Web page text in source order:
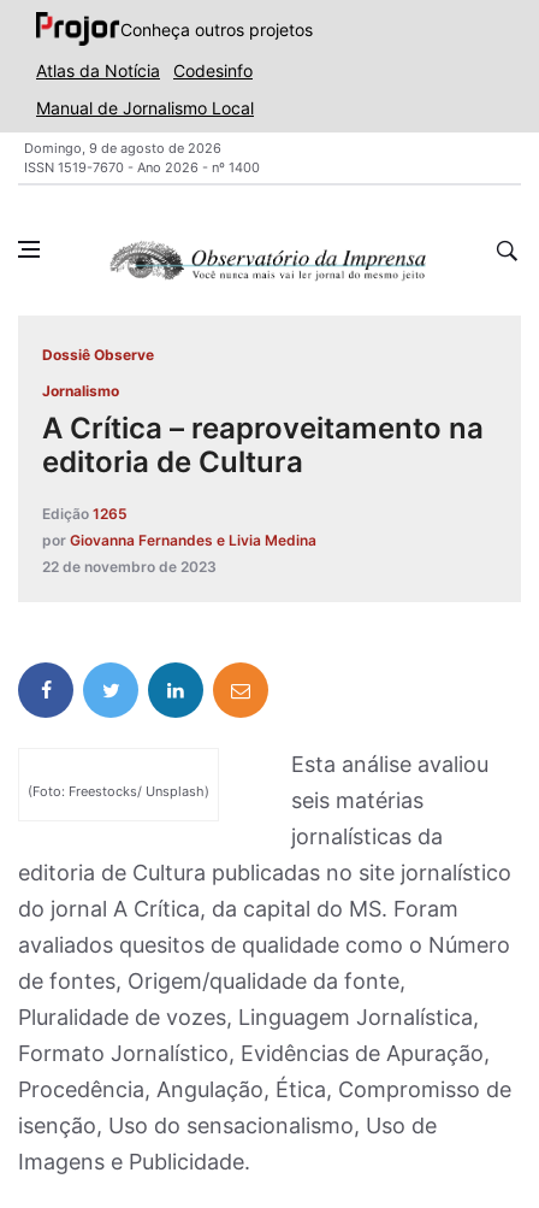
Conheça outros projetos
Atlas da Notícia
Codesinfo
Manual de Jornalismo Local
Domingo, 9 de agosto de 2026
ISSN 1519-7670 - Ano 2026 - nº 1400
Dossiê Observe
Jornalismo
A Crítica – reaproveitamento na
editoria de Cultura
Edição 1265
por Giovanna Fernandes e Livia Medina
22 de novembro de 2023
(Foto: Freestocks/ Unsplash)
Esta análise avaliou
seis matérias
jornalísticas da
editoria de Cultura publicadas no site jornalístico
do jornal A Crítica, da capital do MS. Foram
avaliados quesitos de qualidade como o Número
de fontes, Origem/qualidade da fonte,
Pluralidade de vozes, Linguagem Jornalística,
Formato Jornalístico, Evidências de Apuração,
Procedência, Angulação, Ética, Compromisso de
isenção, Uso do sensacionalismo, Uso de
Imagens e Publicidade.